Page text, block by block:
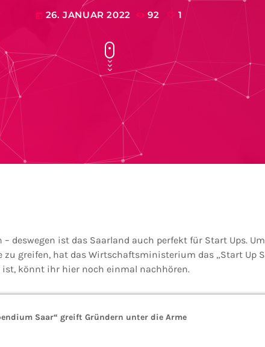
today 26. JANUAR 2022 92 1
deswegen ist das Saarland auch perfekt für Start Ups.
zu greifen, hat das Wirtschaftsministerium das „Start Up
ist, könnt ihr hier noch einmal nachhören.
Saar“ greift Gründern unter die Arme